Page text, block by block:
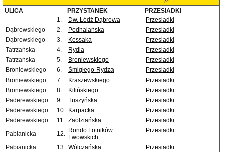
ULICA PRZYSTANEK
PRZESIADKI
1.
Dw. Łódź Dąbrowa
Przesiadki
Dąbrowskiego
2. Podhalańska
Przesiadki
Dąbrowskiego
3. Kossaka
Przesiadki
Tatrzańska
4. Rydla
Przesiadki
Tatrzańska
5. Broniewskiego
Przesiadki
Broniewskiego
6. Śmigłego-Rydza
Przesiadki
Broniewskiego
7. Kraszewskiego
Przesiadki
Broniewskiego
8. Kilińskiego
Przesiadki
Paderewskiego
9. Tuszyńska
Przesiadki
Paderewskiego
10. Karpacka
Przesiadki
Paderewskiego
11. Zaolziańska
Przesiadki
Pabianicka
12. Rondo Lotników
Lwowskich
Przesiadki
Pabianicka 13. Wólczańska
Przesiadki